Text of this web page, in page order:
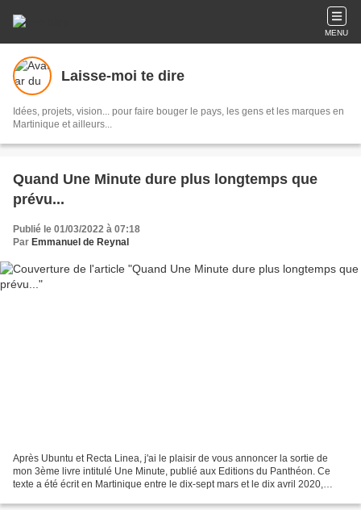
MENU
Laisse-moi te dire
Idées, projets, vision... pour faire bouger le pays, les gens et les marques en
Martinique et ailleurs...
Quand Une Minute dure plus longtemps que
prévu...
Publié le 01/03/2022 à 07:18
Par Emmanuel de Reynal
Après Ubuntu et Recta Linea, j'ai le plaisir de vous annoncer la sortie de
mon 3ème livre intitulé Une Minute, publié aux Editions du Panthéon. Ce
texte a été écrit en Martinique entre le dix-sept mars et le dix avril 2020,